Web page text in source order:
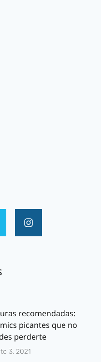
recomendadas:
picantes que no
perderte
3, 2021